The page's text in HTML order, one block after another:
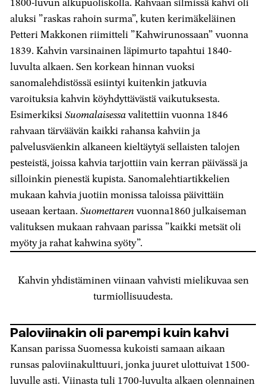
aluksi ”raskas rahoin surma”, kuten kerimäkeläinen
Petteri Makkonen riimitteli ”Kahwirunossaan” vuonna
1839. Kahvin varsinainen läpimurto tapahtui 1840-
luvulta alkaen. Sen korkean hinnan vuoksi
sanomalehdistössä esiintyi kuitenkin jatkuvia
varoituksia kahvin köyhdyttävästä vaikutuksesta.
EsimerkiksiSuomalaisessavalitettiin vuonna 1846
rahvaan tärväävän kaikki rahansa kahviin ja
palvelusväenkin alkaneen kieltäytyä sellaisten talojen
pesteistä, joissa kahvia tarjottiin vain kerran päivässä ja
silloinkin pienestä kupista. Sanomalehtiartikkelien
mukaan kahvia juotiin monissa taloissa päivittäin
useaan kertaan. Suomettarenvuonna1860 julkaiseman
valituksen mukaan rahvaan parissa ”kaikki metsät oli
myöty ja rahat kahwina syöty”.
Kahvin yhdistäminen viinaan vahvisti mielikuvaa sen
turmiollisuudesta.
Paloviinakin oli parempi kuin kahvi
Kansan parissa Suomessa kukoisti samaan aikaan
runsas paloviinakulttuuri, jonka juuret ulottuivat 1500-
luvulle asti. Viinasta tuli 1700-luvulta alkaen olennainen